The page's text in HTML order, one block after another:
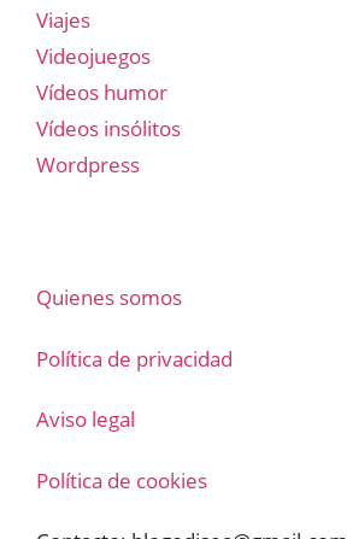
Viajes
Videojuegos
Vídeos humor
Vídeos insólitos
Wordpress
Quienes somos
Política de privacidad
Aviso legal
Política de cookies